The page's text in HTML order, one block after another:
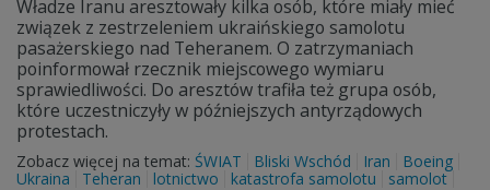
Władze Iranu aresztowały kilka osób, które miały mieć
związek z zestrzeleniem ukraińskiego samolotu
pasażerskiego nad Teheranem. O zatrzymaniach
poinformował rzecznik miejscowego wymiaru
sprawiedliwości. Do aresztów trafiła też grupa osób,
które uczestniczyły w późniejszych antyrządowych
protestach.
Zobacz więcej na temat: ŚWIAT Bliski Wschód Iran
Boeing
Ukraina
Teheran lotnictwo katastrofa samolotu samolot